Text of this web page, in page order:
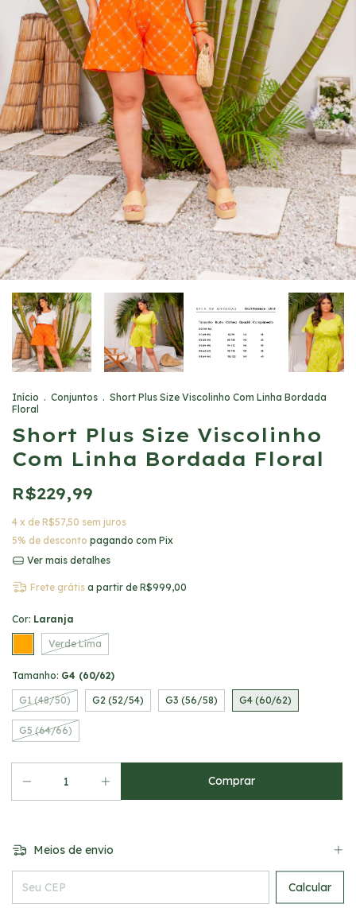
Início . Conjuntos . Short Plus Size Viscolinho Com Linha Bordada
Floral
Short Plus Size Viscolinho
Com Linha Bordada Floral
R$229,99
4 x de R$57,50 sem juros
5% de desconto pagando com Pix
Ver mais detalhes
Frete grátis a partir de R$999,00
Cor: Laranja
Verde Lima
Tamanho: G4 (60/62)
G1 (48/50) G2 (52/54) G3 (56/58) G4 (60/62)
G5 (64/66)
Meios de envio
Entregas para o CEP:
Calcular